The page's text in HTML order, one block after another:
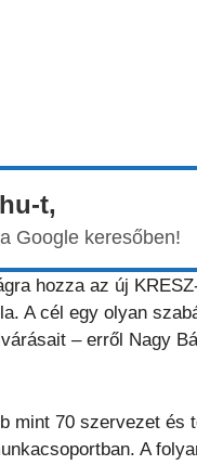
t,
Google keresőben!
hozza az új
A cél egy olyan
– erről Nagy
mint 70 szervezet és
A